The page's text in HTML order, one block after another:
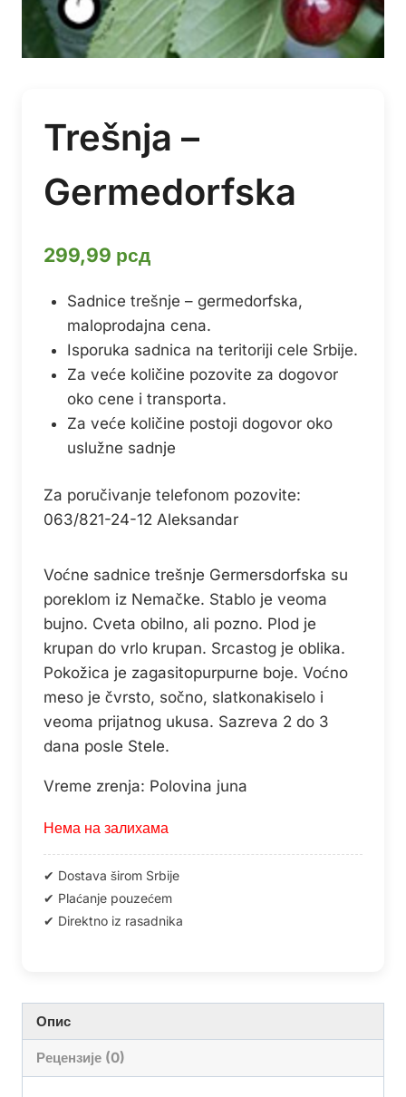
Trešnja –
Germedorfska
299,99 рсд
Sadnice trešnje – germedorfska,
maloprodajna cena.
Isporuka sadnica na teritoriji cele Srbije.
Za veće količine pozovite za dogovor
oko cene i transporta.
Za veće količine postoji dogovor oko
uslužne sadnje
Za poručivanje telefonom pozovite:
063/821-24-12 Aleksandar
Voćne sadnice trešnje Germersdorfska su
poreklom iz Nemačke. Stablo je veoma
bujno. Cveta obilno, ali pozno. Plod je
krupan do vrlo krupan. Srcastog je oblika.
Pokožica je zagasitopurpurne boje. Voćno
meso je čvrsto, sočno, slatkonakiselo i
veoma prijatnog ukusa. Sazreva 2 do 3
dana posle Stele.
Vreme zrenja: Polovina juna
Нема на залихама
Опис
Рецензије (0)